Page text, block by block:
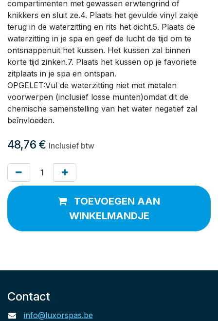
compartimenten met gewassen erwtengrind of
knikkers en sluit ze.4. Plaats het gevulde vinyl zakje
terug in de waterzitting en rits het dicht.5. Plaats de
waterzitting in je spa en geef de lucht de tijd om te
ontsnappenuit het kussen. Het kussen zal binnen
korte tijd zinken.7. Plaats het kussen op je favoriete
zitplaats in je spa en ontspan.
OPGELET:Vul de waterzitting niet met metalen
voorwerpen (inclusief losse munten)omdat dit de
chemische samenstelling van het water negatief zal
beînvloeden.
48,76 € Inclusief btw
TOEVOEGEN AAN
WINKELMANDJE
Contact
info@luxorspas.be